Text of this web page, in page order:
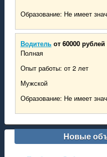
Образование: Не имеет
Водитель от 60000 рублей
Полная
Опыт работы: от 2 лет
Мужской
Образование: Не имеет
Новые